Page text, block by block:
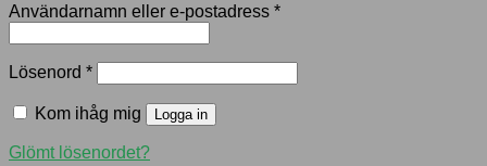
Användarnamn eller e-postadress *Obligatoriskt
Lösenord *Obligatoriskt
Kom ihåg mig Logga in
Glömt lösenordet?